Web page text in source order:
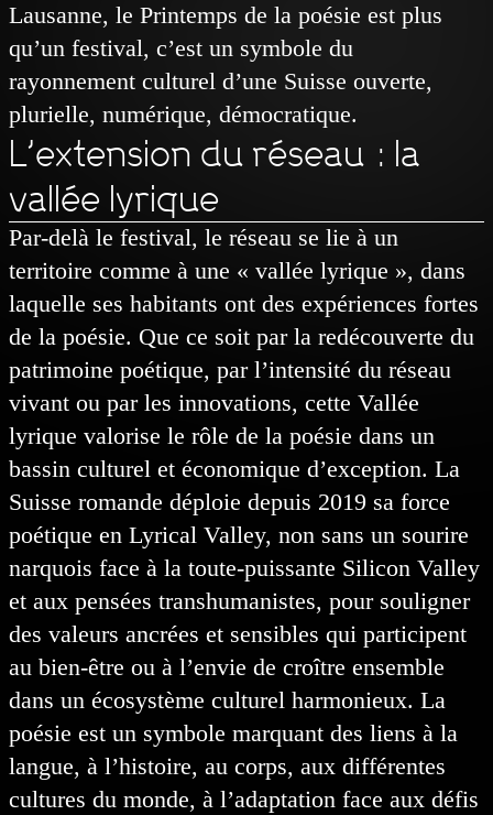
Lausanne, le Printemps de la poésie est plus
qu’un festival, c’est un symbole du
rayonnement culturel d’une Suisse ouverte,
plurielle, numérique, démocratique.
L’extension du réseau : la
vallée lyrique
Par-delà le festival, le réseau se lie à un
territoire comme à une « vallée lyrique », dans
laquelle ses habitants ont des expériences fortes
de la poésie. Que ce soit par la redécouverte du
patrimoine poétique, par l’intensité du réseau
vivant ou par les innovations, cette Vallée
lyrique valorise le rôle de la poésie dans un
bassin culturel et économique d’exception. La
Suisse romande déploie depuis 2019 sa force
poétique en Lyrical Valley, non sans un sourire
narquois face à la toute-puissante Silicon Valley
et aux pensées transhumanistes, pour souligner
des valeurs ancrées et sensibles qui participent
au bien-être ou à l’envie de croître ensemble
dans un écosystème culturel harmonieux. La
poésie est un symbole marquant des liens à la
langue, à l’histoire, au corps, aux différentes
cultures du monde, à l’adaptation face aux défis